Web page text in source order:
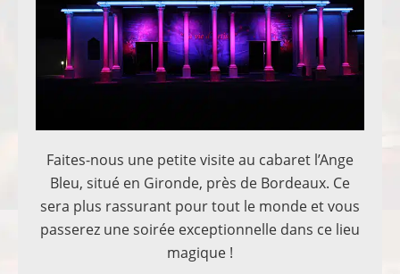
Faites-nous une petite visite au cabaret l’Ange
Bleu, situé en Gironde, près de Bordeaux. Ce
sera plus rassurant pour tout le monde et vous
passerez une soirée exceptionnelle dans ce lieu
magique !